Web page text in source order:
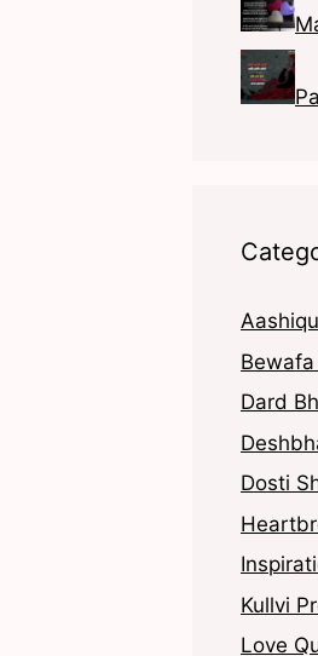
Dard
Dosti
Kullvi
Love